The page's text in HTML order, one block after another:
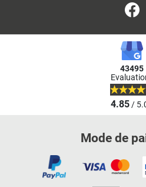
43495
4.85/
Mode de